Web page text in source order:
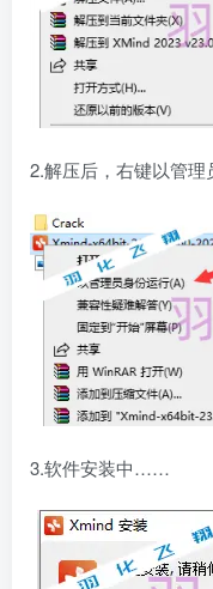
2.解压后，右键以管理
3.软件安装中……